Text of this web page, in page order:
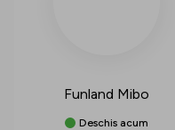
Funland Mibo
Deschis acum